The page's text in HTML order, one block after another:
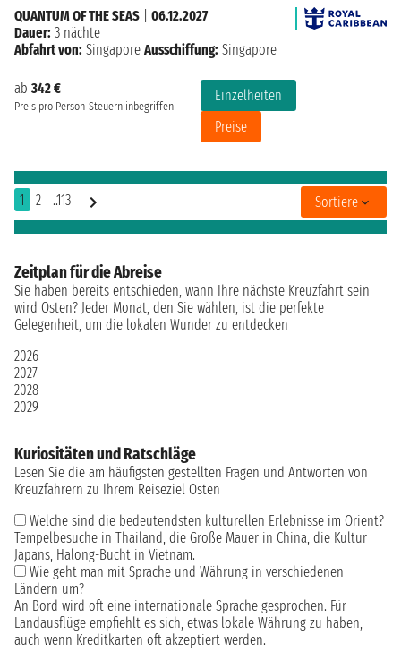
ab 342 €
Preis pro Person Steuern inbegriffen
Einzelheiten
Preise
QUANTUM OF THE SEAS
06.12.2027
Dauer: 3 nächte
Abfahrt von: Singapore Ausschiffung: Singapore
1 2 ..113 Sortiere
Zeitplan für die Abreise
Sie haben bereits entschieden, wann Ihre nächste Kreuzfahrt sein
wird Osten? Jeder Monat, den Sie wählen, ist die perfekte
Gelegenheit, um die lokalen Wunder zu entdecken
2026
2027
2028
2029
Kuriositäten und Ratschläge
Lesen Sie die am häufigsten gestellten Fragen und Antworten von
Kreuzfahrern zu Ihrem Reiseziel Osten
Welche sind die bedeutendsten kulturellen Erlebnisse im Orient?
Tempelbesuche in Thailand, die Große Mauer in China, die Kultur
Japans, Halong-Bucht in Vietnam.
Wie geht man mit Sprache und Währung in verschiedenen
Ländern um?
An Bord wird oft eine internationale Sprache gesprochen. Für
Landausflüge empfiehlt es sich, etwas lokale Währung zu haben,
auch wenn Kreditkarten oft akzeptiert werden.